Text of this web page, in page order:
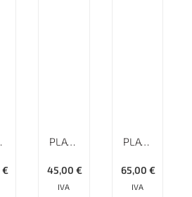
€
PLATO ESMALTADO LISO MINAKARI – 20 CM
€
45,00
IVA
PLATO LISO MINAKARI CON BORDE ESPECIAL – 25 CM
€
65,00
IVA